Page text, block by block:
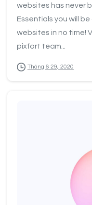
websites has never
Essentials you will
websites in no time!
pixfort team...
Tháng 6 29, 2020